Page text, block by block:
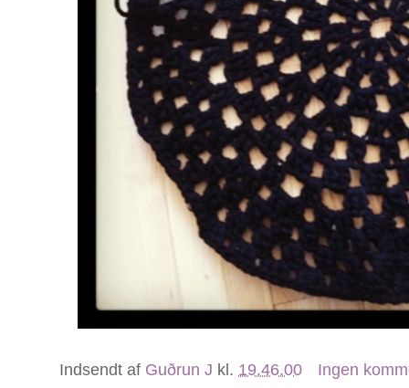
Indsendt af Guðrun J kl. 19.46.00
Ingen